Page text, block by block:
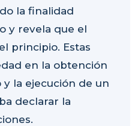
la finalidad
y revela que el
principio. Estas
en la obtención
la ejecución de un
declarar la